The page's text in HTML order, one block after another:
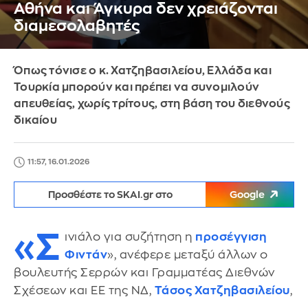
Αθήνα και Άγκυρα δεν χρειάζονται
διαμεσολαβητές
Όπως τόνισε ο κ. Χατζηβασιλείου, Ελλάδα και
Τουρκία μπορούν και πρέπει να συνομιλούν
απευθείας, χωρίς τρίτους, στη βάση του διεθνούς
δικαίου
11:57, 16.01.2026
Προσθέστε το SKAI.gr στο Google
«Σ ινιάλο για συζήτηση η προσέγγιση
Φιντάν», ανέφερε μεταξύ άλλων ο
βουλευτής Σερρών και Γραμματέας Διεθνών
Σχέσεων και ΕΕ της ΝΔ, Τάσος Χατζηβασιλείου,